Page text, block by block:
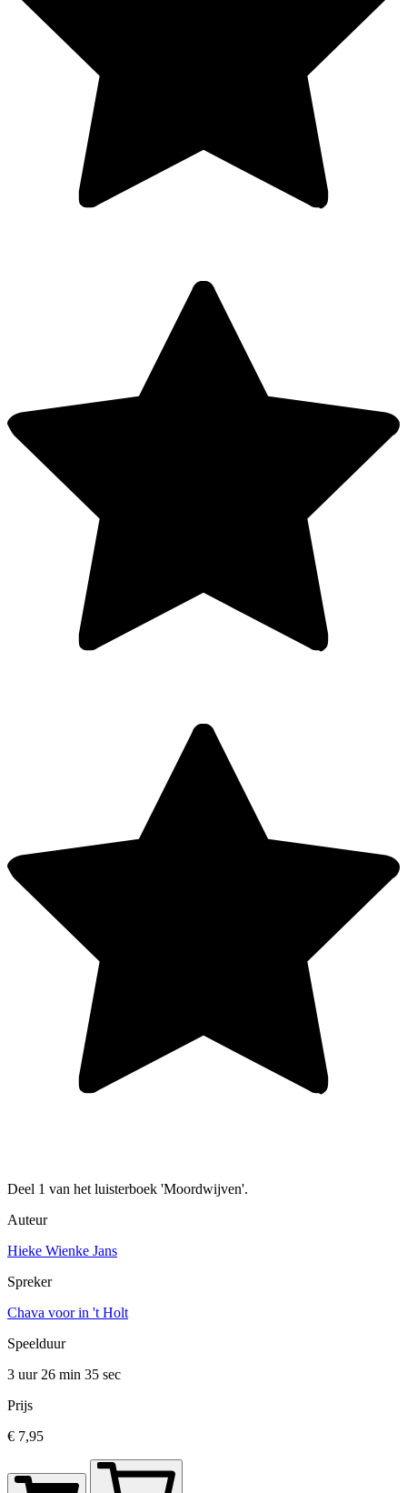
Deel 1 van het luisterboek 'Moordwijven'.
Auteur
Hieke Wienke Jans
Spreker
Chava voor in 't Holt
Speelduur
3 uur 26 min 35 sec
Prijs
€ 7,95